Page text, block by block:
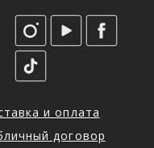
и оплата
договор